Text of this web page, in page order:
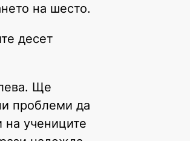
на шесто.
десет
Ще
проблеми да
учениците